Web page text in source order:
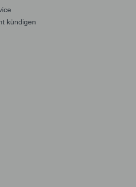
kündigen